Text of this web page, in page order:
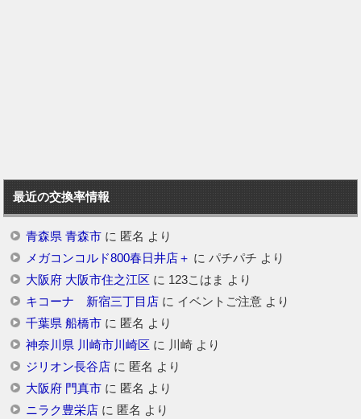
最近の交換率情報
青森県 青森市に 匿名 より
メガコンコルド800春日井店＋ に パチパチ より
大阪府 大阪市住之江区 に 123こはま より
キコーナ 新宿三丁目店に イベントご注意より
千葉県 船橋市に 匿名 より
神奈川県 川崎市川崎区 に 川崎より
ジリオン長谷店に 匿名 より
大阪府 門真市に 匿名 より
ニラク豊栄店に 匿名 より